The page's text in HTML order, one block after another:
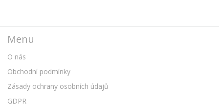
Menu
O nás
Obchodní podmínky
Zásady ochrany osobních údajů
GDPR